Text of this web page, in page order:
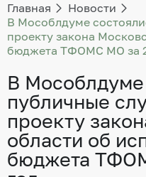
Главная
Новости
В Мособлдуме
проекту закона
бюджета ТФОМС МО за
В Мособлдуме
публичные
проекту
области об
бюджета